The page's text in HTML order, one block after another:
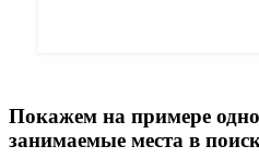
Покажем на примере
занимаемые места в